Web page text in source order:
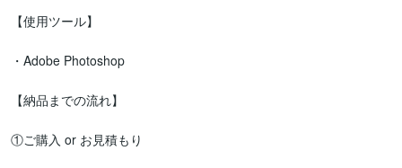
【使用ツール】
・Adobe Photoshop
【納品までの流れ】
①ご購入 or お見積もり